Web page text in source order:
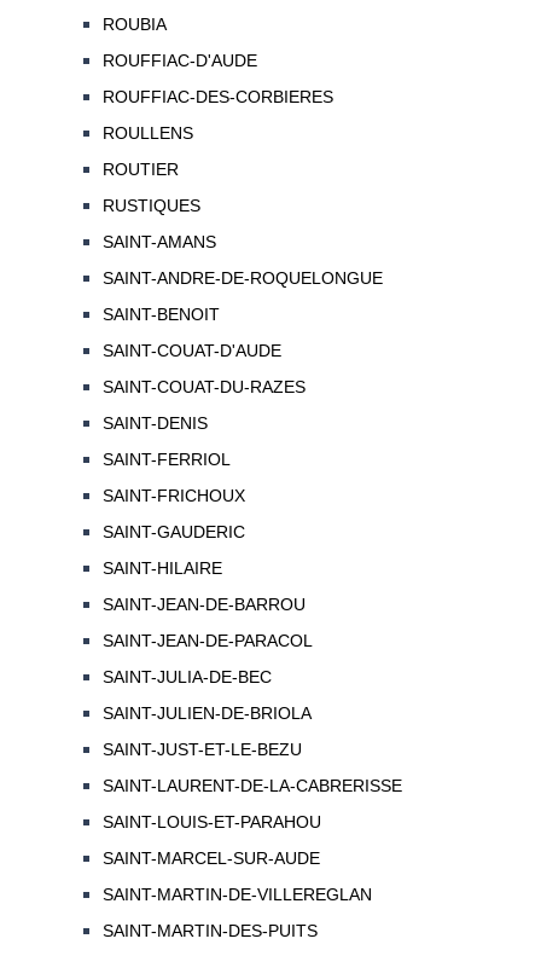
ROUBIA
ROUFFIAC-D'AUDE
ROUFFIAC-DES-CORBIERES
ROULLENS
ROUTIER
RUSTIQUES
SAINT-AMANS
SAINT-ANDRE-DE-ROQUELONGUE
SAINT-BENOIT
SAINT-COUAT-D'AUDE
SAINT-COUAT-DU-RAZES
SAINT-DENIS
SAINT-FERRIOL
SAINT-FRICHOUX
SAINT-GAUDERIC
SAINT-HILAIRE
SAINT-JEAN-DE-BARROU
SAINT-JEAN-DE-PARACOL
SAINT-JULIA-DE-BEC
SAINT-JULIEN-DE-BRIOLA
SAINT-JUST-ET-LE-BEZU
SAINT-LAURENT-DE-LA-CABRERISSE
SAINT-LOUIS-ET-PARAHOU
SAINT-MARCEL-SUR-AUDE
SAINT-MARTIN-DE-VILLEREGLAN
SAINT-MARTIN-DES-PUITS